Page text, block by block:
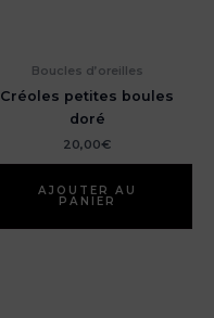
Boucles d’oreilles
Créoles petites boules
doré
20,00€
AJOUTER AU
PANIER